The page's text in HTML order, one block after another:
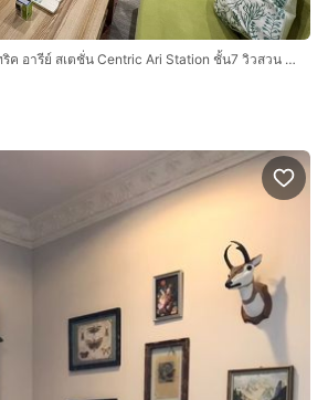
ขาย ห้องชุดคอนโด เซ็นทริค อารีย์ สเตชั่น Centric Ari Station ชั้น7 วิวสวน พร้อมอยู่